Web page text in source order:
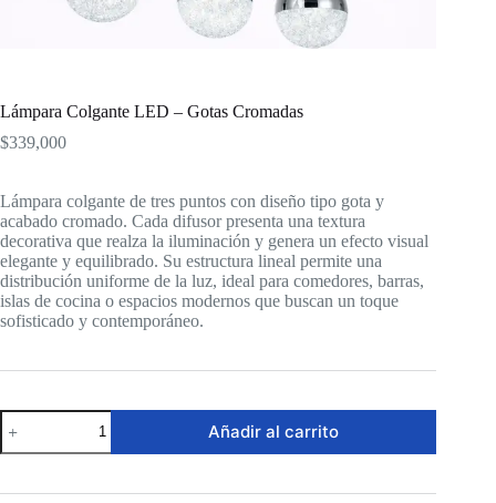
Lámpara Colgante LED – Gotas Cromadas
$339,000
Lámpara colgante de tres puntos con diseño tipo gota y
acabado cromado. Cada difusor presenta una textura
decorativa que realza la iluminación y genera un efecto visual
elegante y equilibrado. Su estructura lineal permite una
distribución uniforme de la luz, ideal para comedores, barras,
islas de cocina o espacios modernos que buscan un toque
sofisticado y contemporáneo.
Lámpara
Colgante
LED
Gotas
Añadir al carrito